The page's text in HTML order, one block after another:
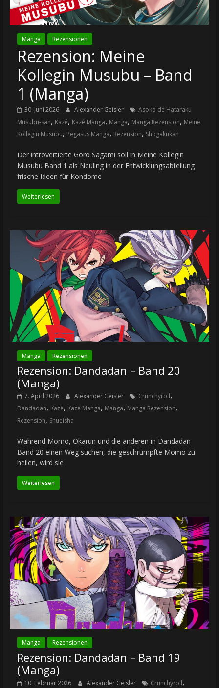
Manga Rezensionen
Rezension: Meine
Kollegin Musubu – Band
1 (Manga)
30. Juni 2026 Alexander Geisler
Asoko de Hataraku
Musubu-san, Kazé, Kazé Manga, Manga, Manga Rezension, Meine
Kollegin Musubu, Pegasus Manga, Rezension, Shogakukan
Der introvertierte Goro Sagami soll in Meine Kollegin
Musubu Band 1 als Neuling in der Entwicklungsabteilung
frische Ideen für Kondome
Weiterlesen
Manga Rezensionen
Rezension: Dandadan – Band 20
(Manga)
7. April 2026 Alexander Geisler Crunchyroll,
Dandadan, Kazé, Kazé Manga, Manga, Manga Rezension,
Rezension, Shueisha
Während Momo, Okarun und die anderen in Dandadan
Band 20 einen Weg suchen, die geschrumpfte Momo zu
heilen, wird sie
Weiterlesen
Manga Rezensionen
Rezension: Dandadan – Band 19
(Manga)
10. Februar 2026 Alexander Geisler Crunchyroll,